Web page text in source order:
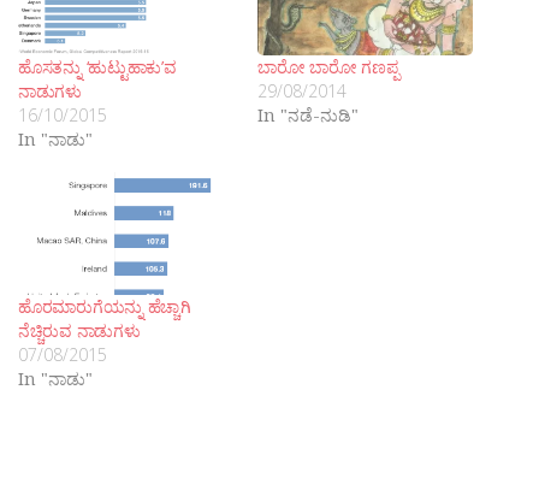
ಹೊಸತನ್ನು ‘ಹುಟ್ಟುಹಾಕು’ವ
ನಾಡುಗಳು
16/10/2015
In "ನಾಡು"
ಬಾರೋ ಬಾರೋ ಗಣಪ್ಪ
29/08/2014
In "ನಡೆ-ನುಡಿ"
ಹೊರಮಾರುಗೆಯನ್ನು ಹೆಚ್ಚಾಗಿ
ನೆಚ್ಚಿರುವ ನಾಡುಗಳು
07/08/2015
In "ನಾಡು"